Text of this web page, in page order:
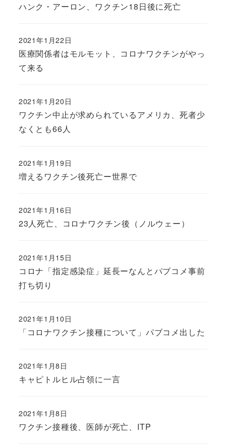
ハンク・アーロン、ワクチン18日後に死亡
医療関係者はモルモット、コロナワクチンがやっ
て来る
2021年1月22日
ワクチン中止が求められているアメリカ、死者少
なくとも66人
2021年1月20日
増えるワクチン後死亡ー世界で
2021年1月19日
23人死亡、コロナワクチン後（ノルウェー）
2021年1月16日
コロナ「指定感染症」延長ーなんとパブコメ事前
打ち切り
2021年1月15日
「コロナワクチン接種について」パブコメ出した
2021年1月10日
キャピトルヒル占領に一言
2021年1月8日
ワクチン接種後、医師が死亡、ITP
2021年1月8日